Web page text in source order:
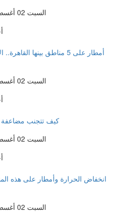
السبت 02 أغسطس 2025 11:18 صباحاً
أمطار على 5 مناطق بينها
السبت 02 أغسطس 2025 10:09 صباحاً
كيف تتجنب مضاعفة
السبت 02 أغسطس 2025 10:09 صباحاً
انخفاض الحرارة وأمطار على هذه
السبت 02 أغسطس 2025 08:22 صباحاً